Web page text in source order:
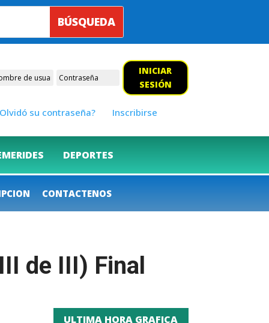
INICIAR
SESIÓN
su contraseña? Inscribirse
DEPORTES
CONTACTENOS
de III) Final
ULTIMA HORA GRAFICA